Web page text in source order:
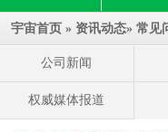
宇宙首页 » 资讯动态» 常见
公司新闻
权威媒体报道